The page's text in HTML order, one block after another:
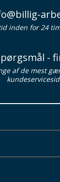
inden for 24
-
af de mest